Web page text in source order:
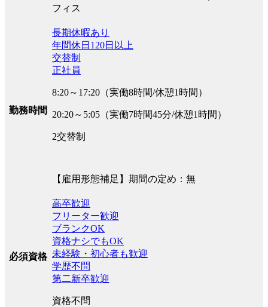
フィス
勤務時間
長期休暇あり
年間休日120日以上
交替制
正社員
8:20～17:20（実働8時間/休憩1時間）
20:20～5:05（実働7時間45分/休憩1時間）
2交替制
【雇用形態補足】期間の定め：無
必須資格
高卒歓迎
フリーター歓迎
ブランクOK
資格ナシでもOK
未経験・初心者も歓迎
学歴不問
第二新卒歓迎
資格不問